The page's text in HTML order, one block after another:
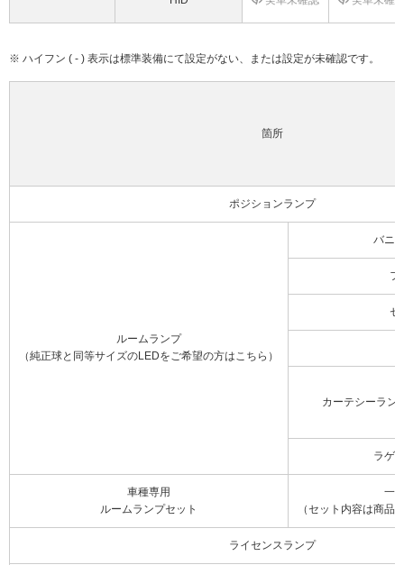
※ ハイフン ( - ) 表示は標準装備にて設定がない、または設定が未確認です。
箇所
ポジションランプ
ルームランプ
（純正球と同等サイズのLEDをご希望の方はこちら）
バニ
フ
セ
カーテシーラン
ラゲ
車種専用
ルームランプセット
一
（セット内容は商品
ライセンスランプ